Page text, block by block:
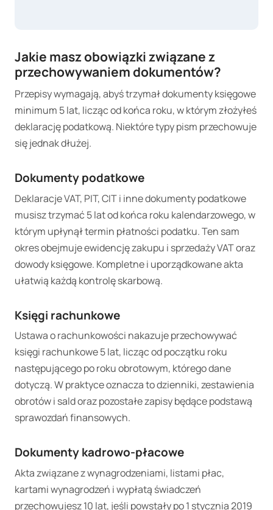
Jakie masz obowiązki związane z
przechowywaniem dokumentów?
Przepisy wymagają, abyś trzymał dokumenty księgowe
minimum 5 lat, licząc od końca roku, w którym złożyłeś
deklarację podatkową. Niektóre typy pism przechowuje
się jednak dłużej.
Dokumenty podatkowe
Deklaracje VAT, PIT, CIT i inne dokumenty podatkowe
musisz trzymać 5 lat od końca roku kalendarzowego, w
którym upłynął termin płatności podatku. Ten sam
okres obejmuje ewidencję zakupu i sprzedaży VAT oraz
dowody księgowe. Kompletne i uporządkowane akta
ułatwią każdą kontrolę skarbową.
Księgi rachunkowe
Ustawa o rachunkowości nakazuje przechowywać
księgi rachunkowe 5 lat, licząc od początku roku
następującego po roku obrotowym, którego dane
dotyczą. W praktyce oznacza to dzienniki, zestawienia
obrotów i sald oraz pozostałe zapisy będące podstawą
sprawozdań finansowych.
Dokumenty kadrowo-płacowe
Akta związane z wynagrodzeniami, listami płac,
kartami wynagrodzeń i wypłatą świadczeń
przechowujesz 10 lat, jeśli powstały po 1 stycznia 2019